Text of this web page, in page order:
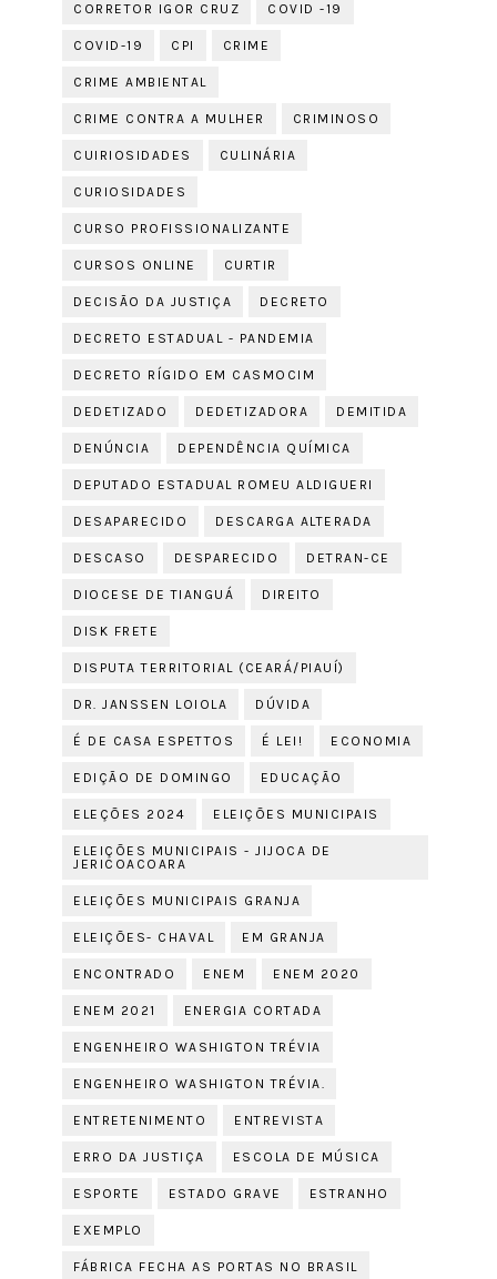
CORRETOR IGOR CRUZ COVID -19
COVID-19 CPI CRIME
CRIME AMBIENTAL
CRIME CONTRA A MULHER CRIMINOSO
CUIRIOSIDADES CULINÁRIA
CURIOSIDADES
CURSO PROFISSIONALIZANTE
CURSOS ONLINE CURTIR
DECISÃO DA JUSTIÇA DECRETO
DECRETO ESTADUAL - PANDEMIA
DECRETO RÍGIDO EM CASMOCIM
DEDETIZADO DEDETIZADORA DEMITIDA
DENÚNCIA DEPENDÊNCIA QUÍMICA
DEPUTADO ESTADUAL ROMEU ALDIGUERI
DESAPARECIDO DESCARGA ALTERADA
DESCASO DESPARECIDO DETRAN-CE
DIOCESE DE TIANGUÁ DIREITO
DISK FRETE
DISPUTA TERRITORIAL (CEARÁ/PIAUÍ)
DR. JANSSEN LOIOLA DÚVIDA
É DE CASA ESPETTOS É LEI! ECONOMIA
EDIÇÃO DE DOMINGO EDUCAÇÃO
ELEÇÕES 2024 ELEIÇÕES MUNICIPAIS
ELEIÇÕES MUNICIPAIS - JIJOCA DE
JERICOACOARA
ELEIÇÕES MUNICIPAIS GRANJA
ELEIÇÕES- CHAVAL EM GRANJA
ENCONTRADO ENEM ENEM 2020
ENEM 2021 ENERGIA CORTADA
ENGENHEIRO WASHIGTON TRÉVIA
ENGENHEIRO WASHIGTON TRÉVIA.
ENTRETENIMENTO ENTREVISTA
ERRO DA JUSTIÇA ESCOLA DE MÚSICA
ESPORTE ESTADO GRAVE ESTRANHO
EXEMPLO
FÁBRICA FECHA AS PORTAS NO BRASIL